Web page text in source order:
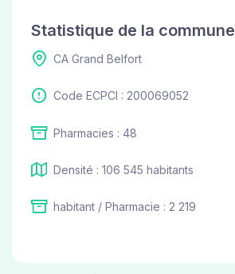
Statistique de la commune
CA Grand Belfort
Code ECPCI : 200069052
Pharmacies : 48
Densité : 106 545 habitants
habitant / Pharmacie : 2 219